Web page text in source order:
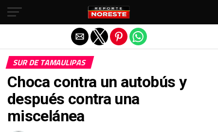
SUR DE TAMAULIPAS
Choca contra un autobús y
después contra una
miscelánea
Salir de la versión móvil